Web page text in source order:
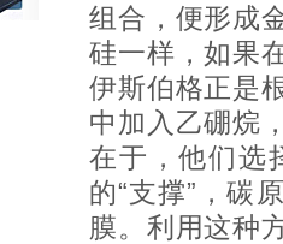
组合，便形成
硅一样，如果
伊斯伯格正是
中加入乙硼烷
在于，他们选
的“支撑”，碳
膜。利用这种